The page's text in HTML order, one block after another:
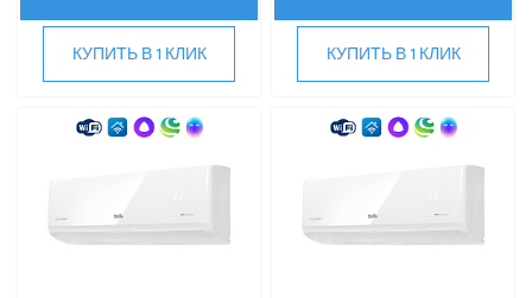
ПРИТОЧНЫЕ ОЧИСТИТЕЛИ ВОЗДУХА, БРИЗЕРЫ
ТЕПЛОВЫЕ НАСОСЫ
КОМПРЕССОРНО-КОНДЕНСАТОРНЫЕ БЛОКИ
КУПИТЬ В 1 КЛИК КУПИТЬ В 1 КЛИК